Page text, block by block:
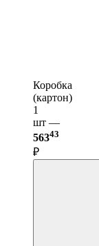
Коробка
(картон)
1
шт —
56343
₽